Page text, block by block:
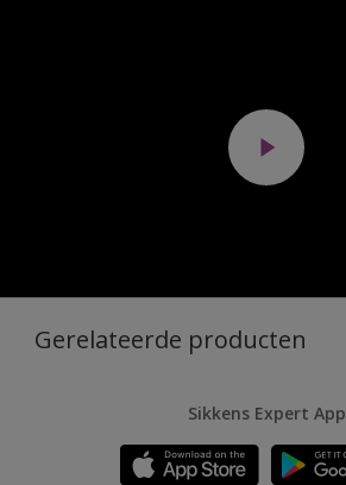
Gerelateerde producten
Sikkens Expert App